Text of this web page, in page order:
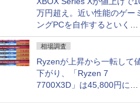
万円超え。近い性能のゲー
ングPCを自作するといくら
になる？
相場調査
Ryzenが上昇から一転して
下がり、「Ryzen 7
7700X3D」は45,800円に急